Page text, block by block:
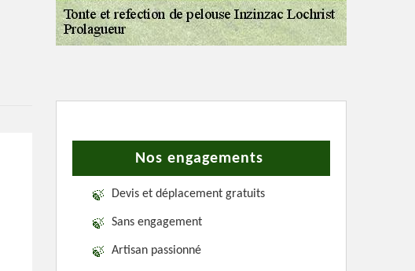
Nos engagements
Devis et déplacement gratuits
Sans engagement
Artisan passionné